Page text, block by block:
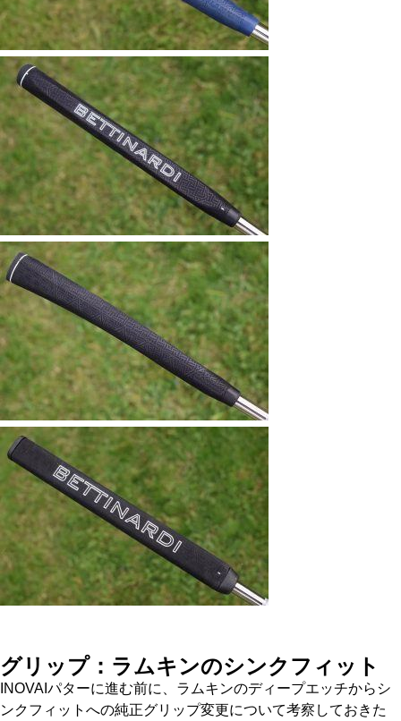
グリップ：ラムキンのシンクフィット
INOVAIパターに進む前に、ラムキンのディープエッチからシ
ンクフィットへの純正グリップ変更について考察しておきた